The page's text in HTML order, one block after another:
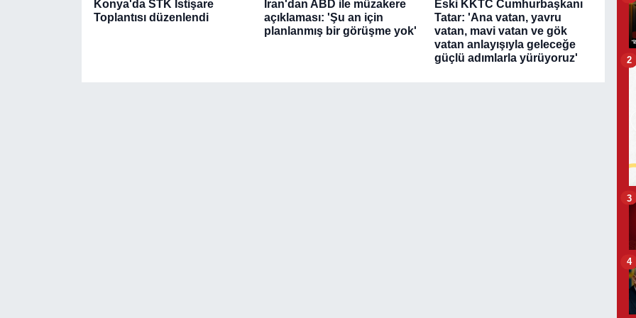
Konya'da STK İstişare
Toplantısı düzenlendi
İran'dan ABD ile müzakere
açıklaması: 'Şu an için
planlanmış bir görüşme yok'
Eski KKTC Cumhurbaşkanı
Tatar: 'Ana vatan, yavru
vatan, mavi vatan ve gök
vatan anlayışıyla geleceğe
güçlü adımlarla yürüyoruz'
2
3
4